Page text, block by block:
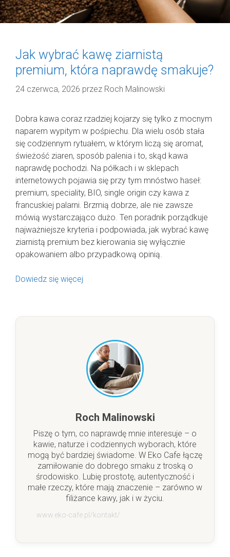
Jak wybrać kawę ziarnistą
premium, która naprawdę smakuje?
24 czerwca, 2026 przez Roch Malinowski
Dobra kawa coraz rzadziej kojarzy się tylko z mocnym
naparem wypitym w pośpiechu. Dla wielu osób stała
się codziennym rytuałem, w którym liczą się aromat,
świeżość ziaren, sposób palenia i to, skąd kawa
naprawdę pochodzi. Na półkach i w sklepach
internetowych pojawia się przy tym mnóstwo haseł:
premium, speciality, BIO, single origin czy kawa z
francuskiej palarni. Brzmią dobrze, ale nie zawsze
mówią wystarczająco dużo. Ten poradnik porządkuje
najważniejsze kryteria i podpowiada, jak wybrać kawę
ziarnistą premium bez kierowania się wyłącznie
opakowaniem albo przypadkową opinią.
Dowiedz się więcej
Roch Malinowski
Piszę o tym, co naprawdę mnie interesuje – o
kawie, naturze i codziennych wyborach, które
mogą być bardziej świadome. W Eko Cafe łączę
zamiłowanie do dobrego smaku z troską o
środowisko. Lubię prostotę, autentyczność i
małe rzeczy, które mają znaczenie – zarówno w
filiżance kawy, jak i w życiu.
www.eko-cafe.pl/kontakt/